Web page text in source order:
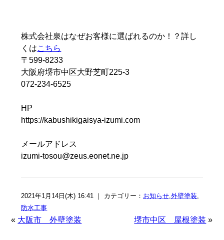
株式会社泉はなぜお客様に選ばれるのか！？詳し
くはこちら
〒599-8233
大阪府堺市中区大野芝町225-3
072-234-6525
HP
https://kabushikigaisya-izumi.com
メールアドレス
izumi-tosou@zeus.eonet.ne.jp
2021年1月14日(木) 16:41 ｜ カテゴリー： お知らせ,外壁塗装,
防水工事
« 大阪市 外壁塗装 堺市中区 屋根塗装 »